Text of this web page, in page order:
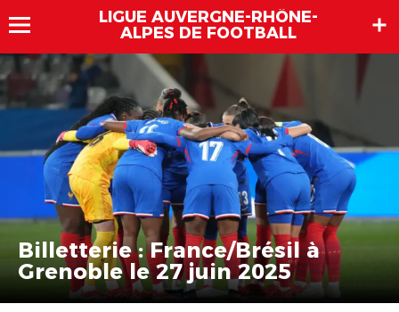
LIGUE AUVERGNE-RHÔNE-
ALPES DE FOOTBALL
Billetterie : France/Brésil à
Grenoble le 27 juin 2025